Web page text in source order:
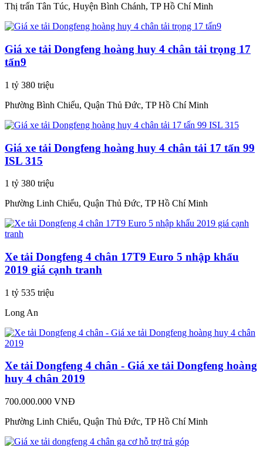
Thị trấn Tân Túc, Huyện Bình Chánh, TP Hồ Chí Minh
Giá xe tải Dongfeng hoàng huy 4 chân tải trọng 17
tấn9
1 tỷ 380 triệu
Phường Bình Chiểu, Quận Thủ Đức, TP Hồ Chí Minh
Giá xe tải Dongfeng hoàng huy 4 chân tải 17 tấn 99
ISL 315
1 tỷ 380 triệu
Phường Linh Chiểu, Quận Thủ Đức, TP Hồ Chí Minh
Xe tải Dongfeng 4 chân 17T9 Euro 5 nhập khẩu
2019 giá cạnh tranh
1 tỷ 535 triệu
Long An
Xe tải Dongfeng 4 chân - Giá xe tải Dongfeng hoàng
huy 4 chân 2019
700.000.000 VNĐ
Phường Linh Chiểu, Quận Thủ Đức, TP Hồ Chí Minh